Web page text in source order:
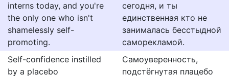
interns today, and you're
the only one who isn't
shamelessly self-
promoting.
сегодня, и ты
единственная кто не
занималась бесстыдной
саморекламой.
Self-confidence instilled
by a placebo
Самоуверенность,
подстёгнутая плацебо